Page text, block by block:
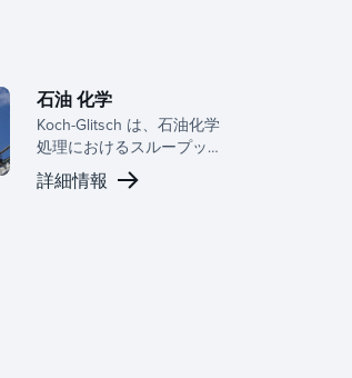
石油 化学
Koch-Glitsch は、石油化学
処理におけるスループッ
ト、信頼性、持続可能性を
向上させる高度な物質移動
詳細情報